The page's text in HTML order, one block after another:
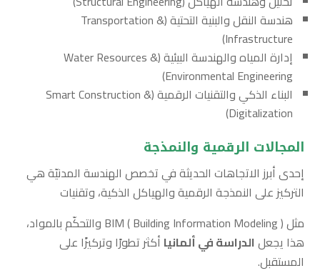
هندسة النقل والبنية التحتية (Transportation &
Infrastructure)
إدارة المياه والهندسة البيئية (Water Resources &
Environmental Engineering)
البناء الذكي والتقنيات الرقمية (Smart Construction &
Digitalization)
المجالات الرقمية والنمذجة
إحدى أبرز الاتجاهات الحديثة في تخصص الهندسة المدنيّة هي
التركيز على النمذجة الرقمية والهياكل الذكية، وتقنيات
مثل BIM ( Building Information Modeling ) والتحكّم بالمواد،
هذا يجعل الدراسة في ألمانيا أكثر تطورًا وتركيزًا على
المستقبل.